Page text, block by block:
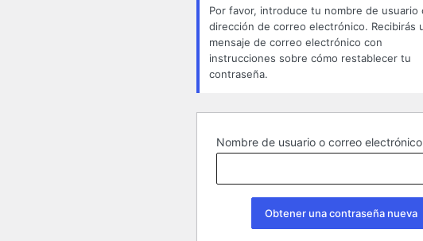
Por favor, introduce tu nombre de usuario
dirección de correo electrónico. Recibirás
mensaje de correo electrónico con
instrucciones sobre cómo restablecer tu
contraseña.
Nombre de usuario o correo electrónico